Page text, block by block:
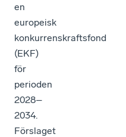
en
europeisk
konkurrenskraftsfond
(EKF)
för
perioden
2028–
2034.
Förslaget